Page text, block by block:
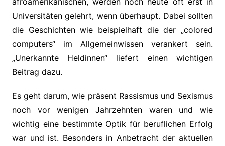
Universitäten gelehrt, wenn überhaupt. Dabei sollten
die Geschichten wie beispielhaft die der „colored
computers“ im Allgemeinwissen verankert sein.
„Unerkannte Heldinnen“ liefert einen wichtigen
Beitrag dazu.
Es geht darum, wie präsent Rassismus und Sexismus
noch vor wenigen Jahrzehnten waren und wie
wichtig eine bestimmte Optik für beruflichen Erfolg
war und ist. Besonders in Anbetracht der aktuellen